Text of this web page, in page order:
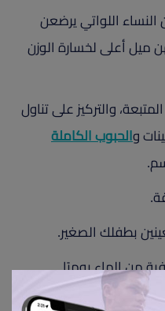
النساء اللواتي يرضعن
ميل أعلى لخسارة الوزن
والتركيز على تناول
و الحبوب الكاملة
بطفلك الصغير.
من الماء يوميًا.
الضرورية لصحة